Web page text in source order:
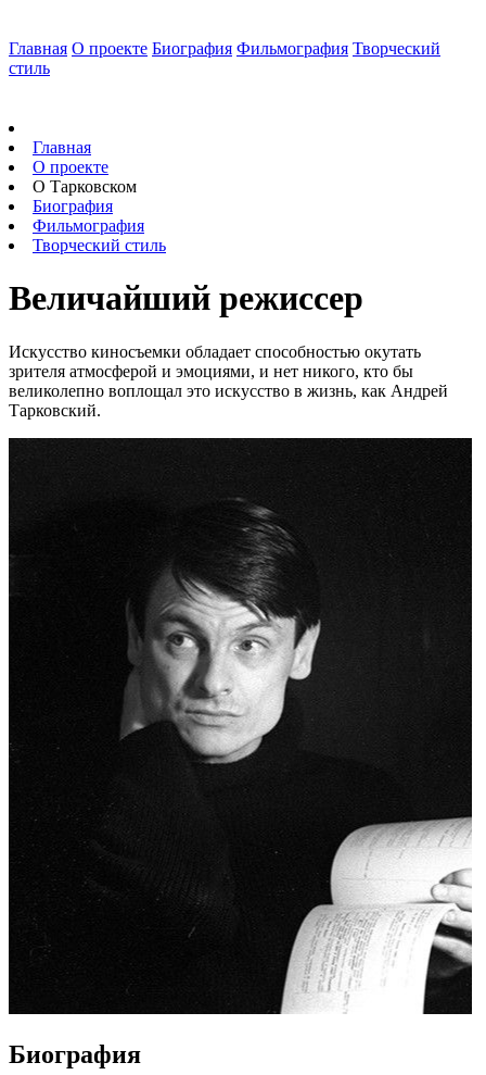
Главная О проекте Биография Фильмография Творческий
стиль
Главная
О проекте
О Тарковском
Биография
Фильмография
Творческий стиль
Величайший режиссер
Искусство киносъемки обладает способностью окутать
зрителя атмосферой и эмоциями, и нет никого, кто бы
великолепно воплощал это искусство в жизнь, как Андрей
Тарковский.
Биография